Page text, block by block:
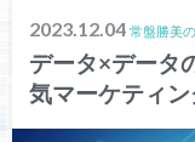
2023.12.04 常盤勝美
データ×データ
気マーケティ